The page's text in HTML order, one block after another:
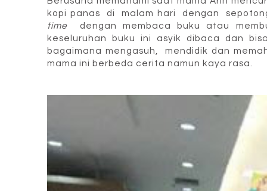
kopi panas di malam hari dengan
time
dengan membaca buku atau
keseluruhan buku ini asyik dibaca dan
bagaimana mengasuh, mendidik dan
mama ini berbeda cerita namun kaya rasa.